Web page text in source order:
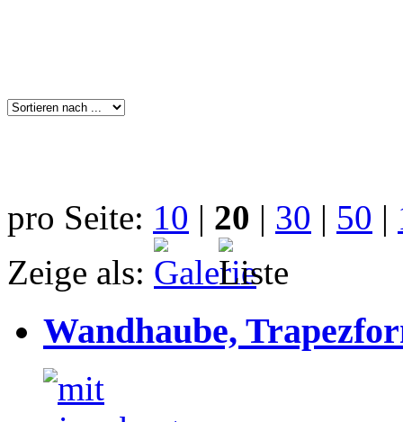
pro Seite: 10 | 20 | 30 | 50 |
Zeige als:
Wandhaube,